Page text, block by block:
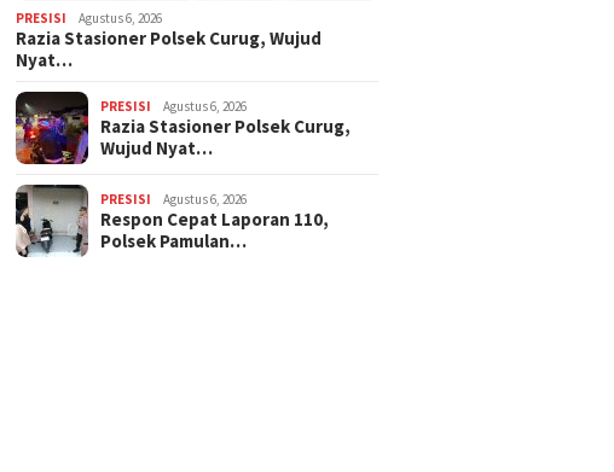
PRESISI Agustus 6, 2026
Razia Stasioner Polsek Curug, Wujud
Nyat…
PRESISI Agustus 6, 2026
Razia Stasioner Polsek Curug,
Wujud Nyat…
PRESISI Agustus 6, 2026
Respon Cepat Laporan 110,
Polsek Pamulan…